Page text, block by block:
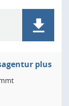
plus